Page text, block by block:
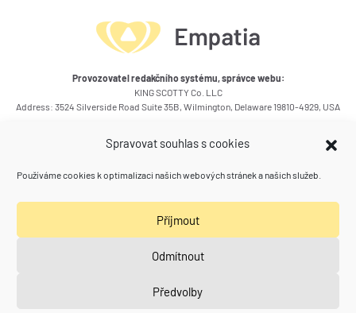
Spravovat souhlas s cookies
Používáme cookies k optimalizaci našich webových stránek a našich služeb.
Příjmout
Odmítnout
Předvolby
Provozovatel redakčního systému, správce webu:
KING SCOTTY Co. LLC
Address: 3524 Silverside Road Suite 35B, Wilmington, Delaware 19810-4929, USA
Okruhy témat článků
Poradna zdraví a vztahů
Naše další weby